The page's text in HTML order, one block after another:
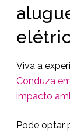
Viva a
Conduza
impacto
Pode optar